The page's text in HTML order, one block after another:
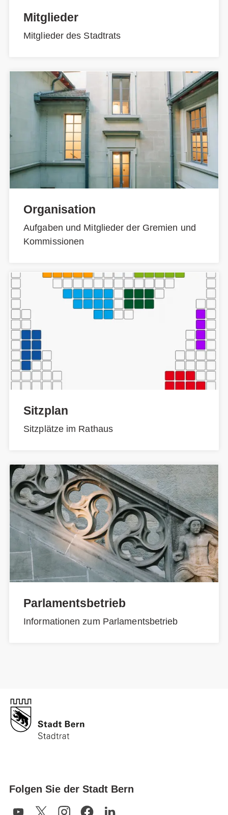
Mitglieder
Mitglieder des Stadtrats
Organisation
Aufgaben und Mitglieder der Gremien und
Kommissionen
Sitzplan
Sitzplätze im Rathaus
Parlamentsbetrieb
Informationen zum Parlamentsbetrieb
Folgen Sie der Stadt Bern